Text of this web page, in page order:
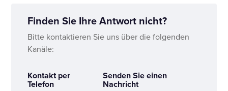
Finden Sie Ihre Antwort nicht?
Bitte kontaktieren Sie uns über die folgenden
Kanäle:
Kontakt per
Telefon
Senden Sie einen
Nachricht